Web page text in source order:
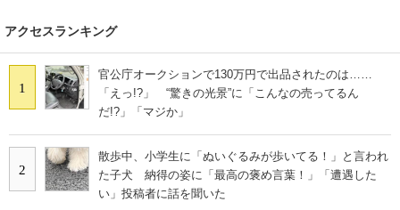
アクセスランキング
1
官公庁オークションで130万円で出品されたのは……
「えっ!?」 “驚きの光景”に「こんなの売ってるん
だ!?」「マジか」
2
散歩中、小学生に「ぬいぐるみが歩いてる！」と言われ
た子犬 納得の姿に「最高の褒め言葉！」「遭遇した
い」投稿者に話を聞いた